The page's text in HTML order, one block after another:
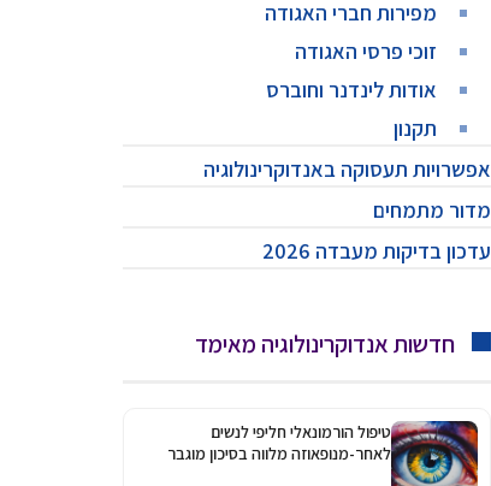
מפירות חברי האגודה
זוכי פרסי האגודה
אודות לינדנר וחוברס
תקנון
אפשרויות תעסוקה באנדוקרינולוגיה
מדור מתמחים
עדכון בדיקות מעבדה 2026
חדשות אנדוקרינולוגיה מאימד
טיפול הורמונאלי חליפי לנשים
לאחר-מנופאוזה מלווה בסיכון מוגבר